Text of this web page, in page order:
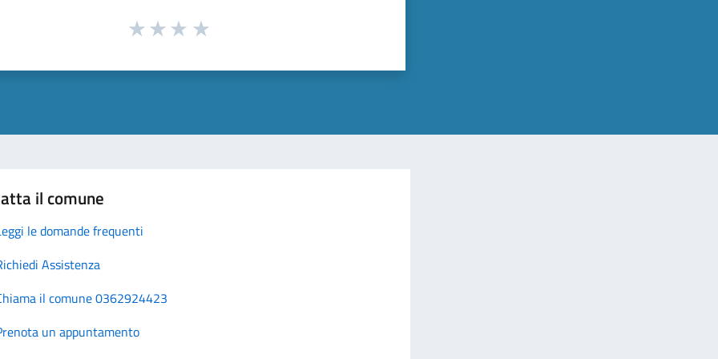
il comune
le domande frequenti
Assistenza
il comune 0362924423
un appuntamento